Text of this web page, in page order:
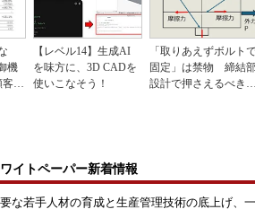
機
基
【レベル14】生成AI
を味方に、3D CADを
使いこなそう！
「取りあえずボルト
固定」は禁物 締結
設計で押さえるべき基
イトペーパー新着情報
な若手人材の育成と生産管理技術の底上げ、